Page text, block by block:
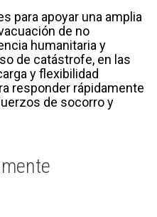
para apoyar una amplia
de no
humanitaria y
de catástrofe, en las
y flexibilidad
responder rápidamente
de socorro y